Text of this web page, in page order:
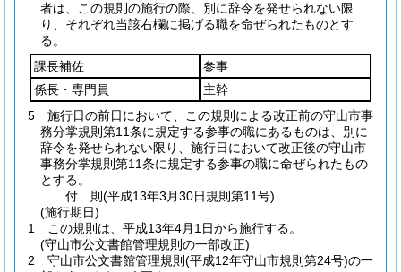
者は、この規則の施行の際、別に辞令を発せられない限
り、それぞれ当該右欄に掲げる職を命ぜられたものとす
る。
課長補佐
参事
係長・専門員
主幹
5
施行日の前日において、この規則による改正前の守山市事
務分掌規則第11条に規定する参事の職にあるものは、別に
辞令を発せられない限り、施行日において改正後の守山市
事務分掌規則第11条に規定する参事の職に命ぜられたもの
とする。
付 則(平成13年3月30日規則第11号)
(施行期日)
1
この規則は、平成13年4月1日から施行する。
(守山市公文書館管理規則の一部改正)
2
守山市公文書館管理規則 (平成12年守山市規則第24号)の一